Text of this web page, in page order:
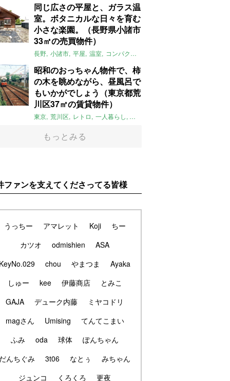
同じ広さの平屋と、ガラス温
室。ボタニカルな日々を育む
小さな楽園。（長野県小諸市
33㎡の売買物件）
長野 小諸市 平屋 温室 コンパクト
昭和のおっちゃん物件で、柿
の木を眺めながら、昼風呂で
もいかがでしょう（東京都荒
川区37㎡の賃貸物件）
東京 荒川区 レトロ 一人暮らし タイル
もっとみる
ファンを支えてくださってる皆様
うっちー アマレット Koji
ちー
カツオ
odmishien
ASA
chou やまつま
Ayaka
しゅー
kee 伊藤商店
とみこ
GAJA
デューク内藤
ミヤコドリ
magさん
Umising
てんてこまい
ふみ
oda 球体
ぽんちゃん
んちぐみ
3t06 なとぅ
みちゃん
ジュンコ
くろくろ 更夜